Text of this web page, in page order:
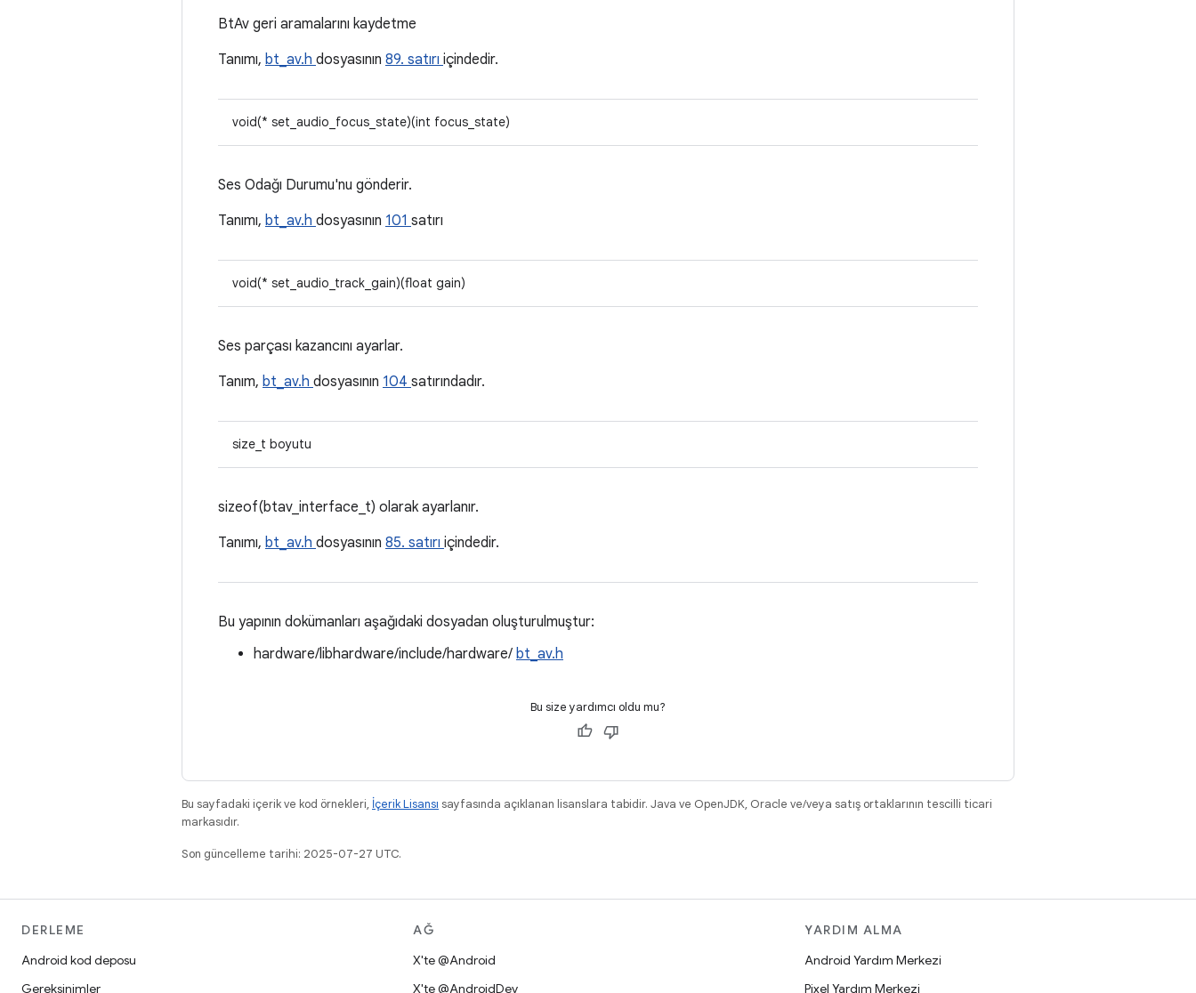
BtAv geri aramalarını kaydetme
Tanımı, bt_av.h dosyasının 89. satırı içindedir.
void(* set_audio_focus_state)(int focus_state)
Ses Odağı Durumu'nu gönderir.
Tanımı, bt_av.h dosyasının 101 satırı
void(* set_audio_track_gain)(float gain)
Ses parçası kazancını ayarlar.
Tanım, bt_av.h dosyasının 104 satırındadır.
size_t boyutu
sizeof(btav_interface_t) olarak ayarlanır.
Tanımı, bt_av.h dosyasının 85. satırı içindedir.
Bu yapının dokümanları aşağıdaki dosyadan oluşturulmuştur:
hardware/libhardware/include/hardware/ bt_av.h
Bu size yardımcı oldu mu?
Bu sayfadaki içerik ve kod örnekleri, İçerik Lisansı sayfasında açıklanan lisanslara tabidir. Java ve OpenJDK, Oracle ve/veya satış ortaklarının tescilli ticari
markasıdır.
Son güncelleme tarihi: 2025-07-27 UTC.
DERLEME
Android kod deposu
Gereksinimler
AĞ
X'te @Android
X'te @AndroidDev
YARDIM ALMA
Android Yardım Merkezi
Pixel Yardım Merkezi